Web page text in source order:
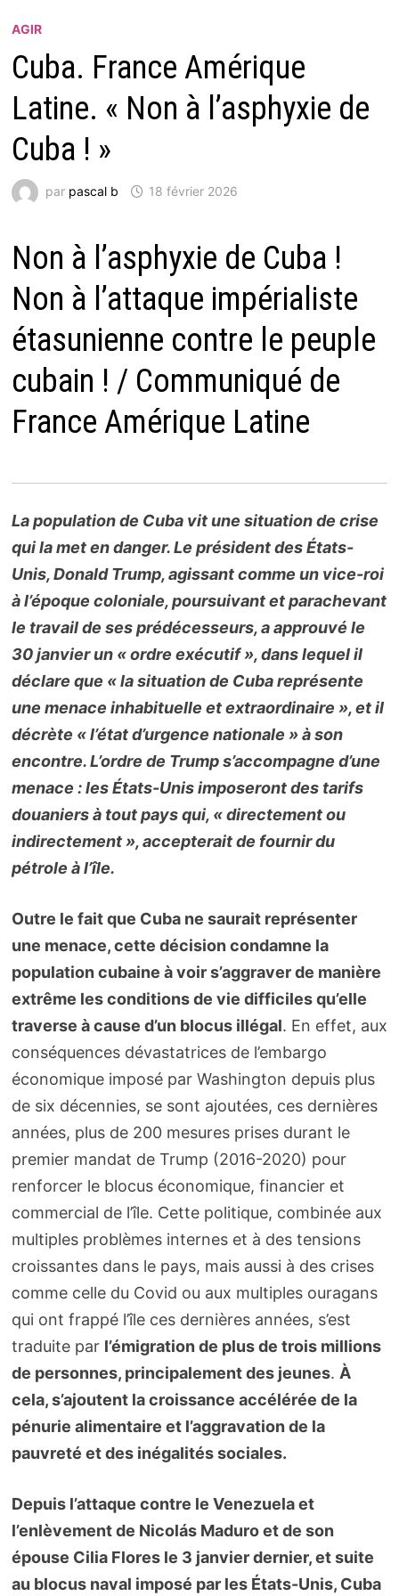
AGIR
Cuba. France Amérique
Latine. « Non à l’asphyxie de
Cuba ! »
par pascal b 18 février 2026
Non à l’asphyxie de Cuba !
Non à l’attaque impérialiste
étasunienne contre le peuple
cubain ! / Communiqué de
France Amérique Latine
La population de Cuba vit une situation de crise
qui la met en danger. Le président des États-
Unis, Donald Trump, agissant comme un vice-roi
à l’époque coloniale, poursuivant et parachevant
le travail de ses prédécesseurs, a approuvé le
30 janvier un « ordre exécutif », dans lequel il
déclare que « la situation de Cuba représente
une menace inhabituelle et extraordinaire », et il
décrète « l’état d’urgence nationale » à son
encontre. L’ordre de Trump s’accompagne d’une
menace : les États-Unis imposeront des tarifs
douaniers à tout pays qui, « directement ou
indirectement », accepterait de fournir du
pétrole à l’île.
Outre le fait que Cuba ne saurait représenter
une menace, cette décision condamne la
population cubaine à voir s’aggraver de manière
extrême les conditions de vie difficiles qu’elle
traverse à cause d’un blocus illégal. En effet, aux
conséquences dévastatrices de l’embargo
économique imposé par Washington depuis plus
de six décennies, se sont ajoutées, ces dernières
années, plus de 200 mesures prises durant le
premier mandat de Trump (2016-2020) pour
renforcer le blocus économique, financier et
commercial de l’île. Cette politique, combinée aux
multiples problèmes internes et à des tensions
croissantes dans le pays, mais aussi à des crises
comme celle du Covid ou aux multiples ouragans
qui ont frappé l’île ces dernières années, s’est
traduite par l’émigration de plus de trois millions
de personnes, principalement des jeunes. À
cela, s’ajoutent la croissance accélérée de la
pénurie alimentaire et l’aggravation de la
pauvreté et des inégalités sociales.
Depuis l’attaque contre le Venezuela et
l’enlèvement de Nicolás Maduro et de son
épouse Cilia Flores le 3 janvier dernier, et suite
au blocus naval imposé par les États-Unis, Cuba